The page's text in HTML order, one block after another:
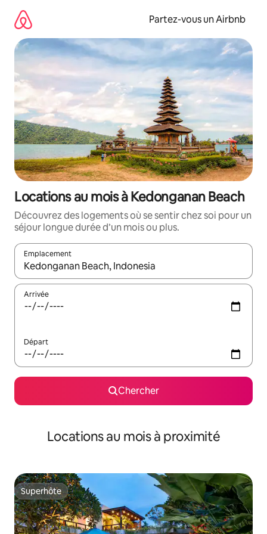
directement
contenu
Partez-vous un Airbnb
Locations au mois à Kedonganan Beach
Découvrez des logements où se sentir chez soi pour un
séjour longue durée d’un mois ou plus.
Emplacement
Quand les résultats sont affichés, parcourez-les en utilisant
Arrivée
Départ
Chercher
Locations au mois à proximité
Superhôte
Superhôte